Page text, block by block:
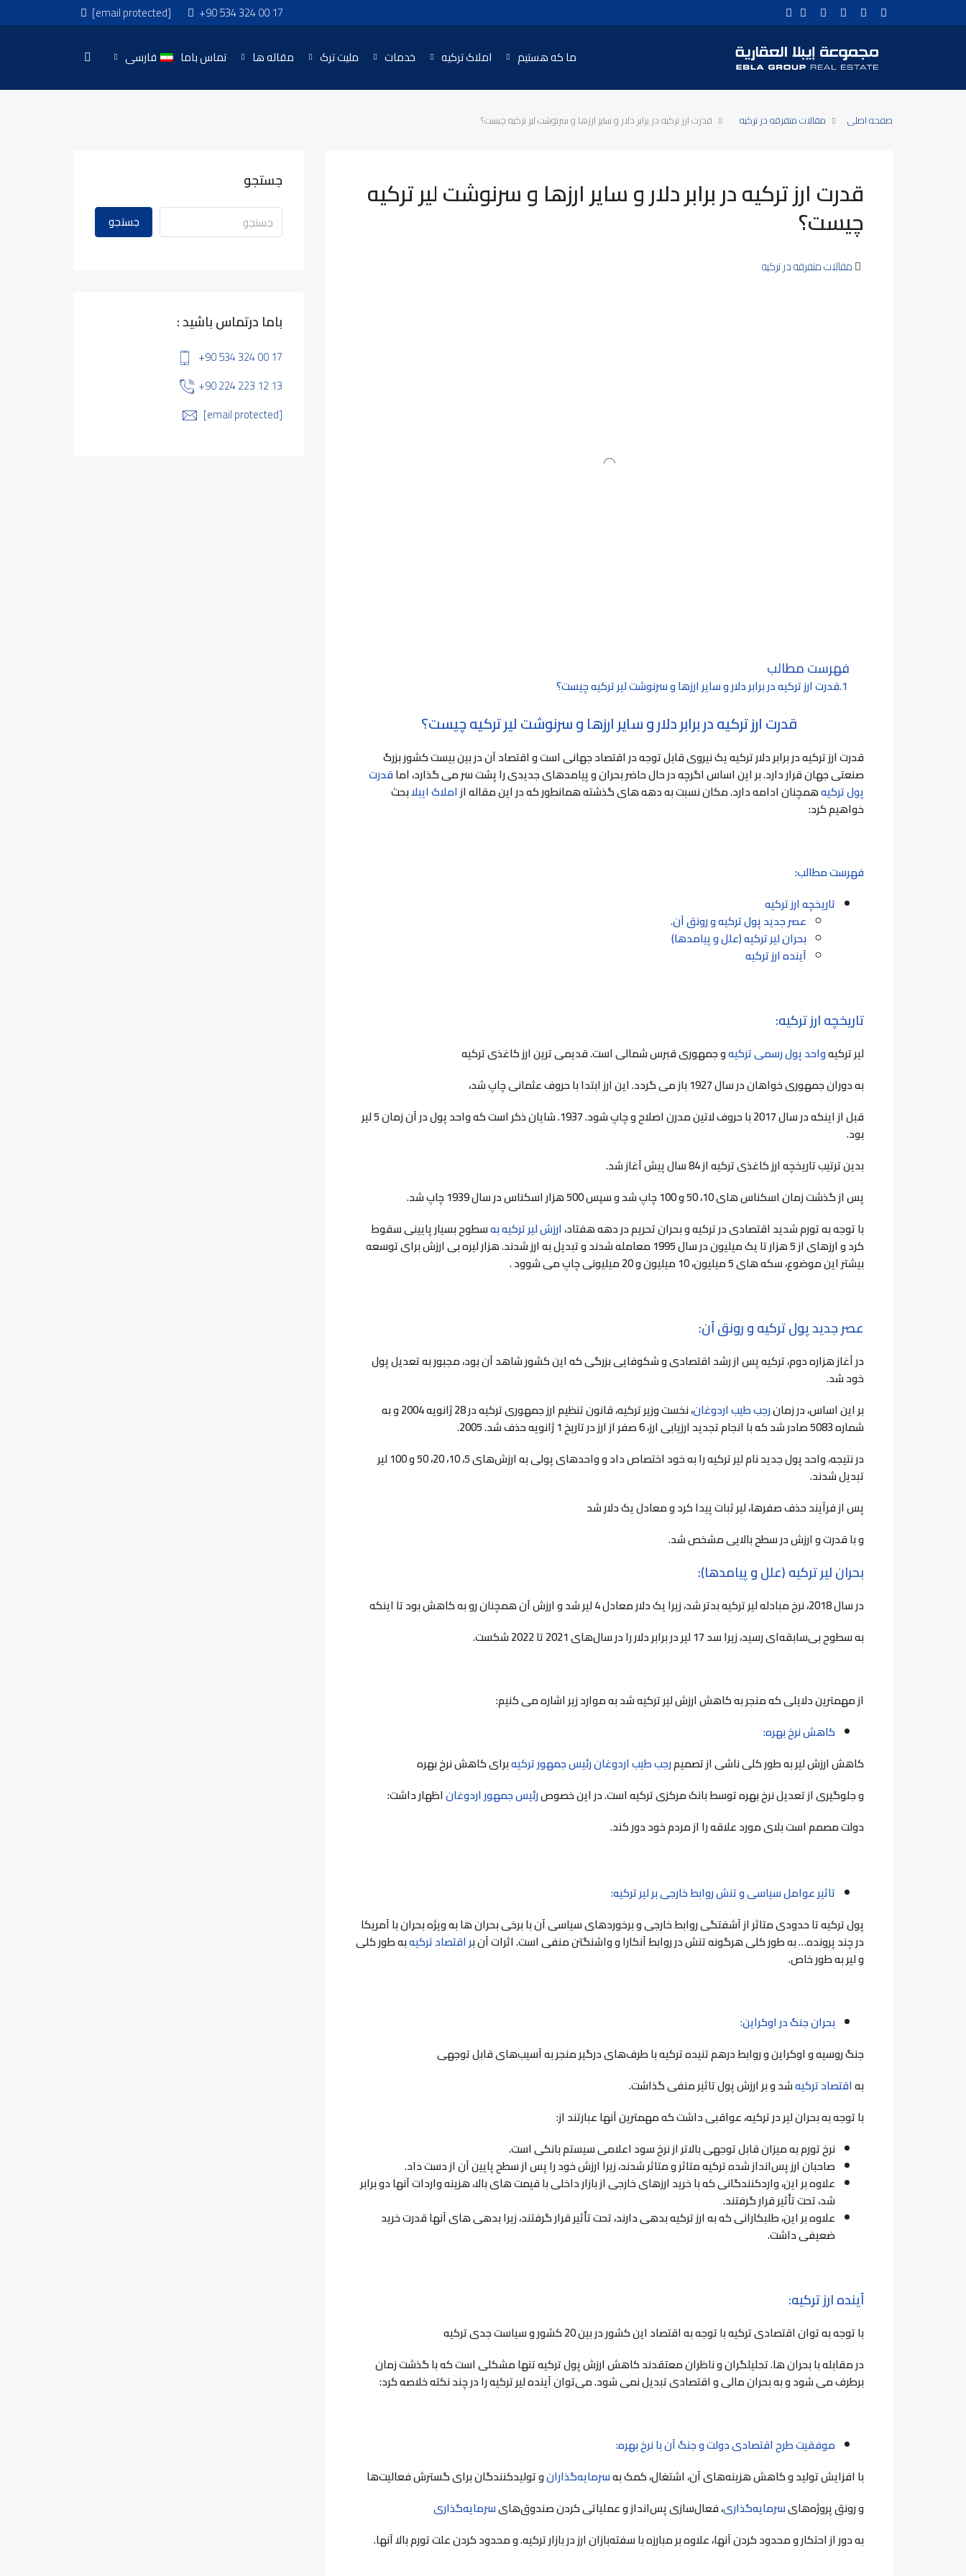
+90 534 324 00 17
[email protected]
ما که هستیم املاک ترکیه خدمات ملیت ترک مقاله ها تماس باما فارسی
صفحه اصلی مقالات متفرقه در ترکیه قدرت ارز ترکیه در برابر دلار و سایر ارزها و سرنوشت لیر ترکیه چیست؟
قدرت ارز ترکیه در برابر دلار و سایر ارزها و سرنوشت لیر ترکیه
چیست؟
مقالات متفرقه در ترکیه
فهرست مطالب
قدرت ارز ترکیه در برابر دلار و سایر ارزها و سرنوشت لیر ترکیه چیست؟
قدرت ارز ترکیه در برابر دلار و سایر ارزها و سرنوشت لیر ترکیه چیست؟
قدرت ارز ترکیه در برابر دلار ترکیه یک نیروی قابل توجه در اقتصاد جهانی است و اقتصاد آن در بین بیست کشور بزرگ
صنعتی جهان قرار دارد. بر این اساس اگرچه در حال حاضر بحران و پیامدهای جدیدی را پشت سر می گذارد، اماقدرت
پول ترکیههمچنان ادامه دارد. مکان نسبت به دهه های گذشته همانطور که در این مقاله ازاملاک ایبلابحث
خواهیم کرد:
فهرست مطالب:
تاریخچه ارز ترکیه
عصر جدید پول ترکیه و رونق آن.
بحران لیر ترکیه (علل و پیامدها)
آینده ارز ترکیه
تاریخچه ارز ترکیه:
لیر ترکیهواحد پول رسمی ترکیهو جمهوری قبرس شمالی است. قدیمی ترین ارز کاغذی ترکیه
به دوران جمهوری خواهان در سال 1927 باز می گردد. این ارز ابتدا با حروف عثمانی چاپ شد،
قبل از اینکه در سال 2017 با حروف لاتین مدرن اصلاح و چاپ شود. 1937. شایان ذکر است که واحد پول در آن زمان 5 لیر
بود.
بدین ترتیب تاریخچه ارز کاغذی ترکیه از84سال پیش آغاز شد.
پس از گذشت زمان اسکناس های 10، 50 و 100 چاپ شد و سپس 500 هزار اسکناس در سال 1939 چاپ شد.
با توجه به تورم شدید اقتصادی در ترکیه و بحران تحریم در دهه هفتاد،ارزش لیر ترکیهبهسطوح بسیار پایینی سقوط
کرد و ارزهای از 5 هزار تا یک میلیون در سال 1995 معامله شدند و تبدیل به ارز شدند. هزار لیره بی ارزش برای توسعه
بیشتر این موضوع، سکه های 5 میلیون، 10 میلیون و 20 میلیونی چاپ می شوود .
عصر جدید پول ترکیه و رونق آن:
در آغاز هزاره دوم، ترکیه پس از رشد اقتصادی و شکوفایی بزرگی که این کشور شاهد آن بود، مجبور به تعدیل پول
خود شد.
بر این اساس، در زمانرجب طیب اردوغان
، نخست وزیر ترکیه، قانون تنظیم ارز جمهوری ترکیه در 28 ژانویه 2004 و به
شماره 5083 صادر شد که با انجام تجدید ارزیابی ارز، 6 صفر از ارز در تاریخ 1 ژانویه حذف شد. 2005.
در نتیجه، واحد پول جدید نام لیر ترکیه را به خود اختصاص داد و واحدهای پولی به ارزش‌های 5، 10، 20، 50 و 100 لیر
تبدیل شدند.
پس از فرآیند حذف صفرها، لیر ثبات پیدا کرد و معادل یک دلار شد
و با قدرت و ارزش در سطح بالایی مشخص شد.
بحران لیر ترکیه (علل و پیامدها):
در سال 2018، نرخ مبادله لیر ترکیه بدتر شد، زیرا یک دلار معادل 4 لیر شد و ارزش آن همچنان رو به کاهش بود تا اینکه
به سطوح بی‌سابقه‌ای رسید، زیرا سد 17 لیر در برابر دلار را در سال‌های 2021 تا 2022 شکست.
از مهمترین دلایلی که منجر به کاهش ارزش لیر ترکیه شد به موارد زیر اشاره می کنیم:
کاهش نرخ بهره:
کاهش ارزش لیر به طور کلی ناشی از تصمیمرجب طیب اردوغان رئیس جمهور ترکیهبرای کاهش نرخ بهره
و جلوگیری از تعدیل نرخ بهره توسط بانک مرکزی ترکیه است. در این خصوصرئیس جمهور اردوغاناظهار داشت:
دولت مصمم است بلای مورد علاقه را از مردم خود دور کند.
تاثیر عوامل سیاسی و تنش روابط خارجی بر لیر ترکیه:
پول ترکیه تا حدودی متاثر از آشفتگی روابط خارجی و برخوردهای سیاسی آن با برخی بحران ها به ویژه بحران با آمریکا
در چند پرونده… به طور کلی هرگونه تنش در روابط آنکارا و واشنگتن منفی است. اثرات آن بر اقتصاد ترکیهبه طور کلی
و لیر به طور خاص.
بحران جنگ در اوکراین:
جنگ روسیه و اوکراین و روابط درهم تنیده ترکیه با طرف‌های درگیر منجر به آسیب‌های قابل توجهی
بهاقتصاد ترکیهشد و بر ارزش پول تاثیر منفی گذاشت.
با توجه به بحران لیر در ترکیه، عواقبی داشت که مهمترین آنها عبارتند از:
نرخ تورم به میزان قابل توجهی بالاتر از نرخ سود اعلامی سیستم بانکی است.
صاحبان ارز پس‌انداز شده ترکیه متاثر و متاثر شدند، زیرا ارزش خود را پس از سطح پایین آن از دست داد.
علاوه بر این، واردکنندگانی که با خرید ارزهای خارجی از بازار داخلی با قیمت های بالا، هزینه واردات آنها دو برابر
شد، تحت تأثیر قرار گرفتند.
علاوه بر این، طلبکارانی که به ارز ترکیه بدهی دارند، تحت تأثیر قرار گرفتند، زیرا بدهی های آنها قدرت خرید
ضعیفی داشت.
آینده ارز ترکیه:
با توجه به توان اقتصادی ترکیه با توجه به اقتصاد این کشور در بین 20 کشور و سیاست جدی ترکیه
در مقابله با بحران ها. تحلیلگران و ناظران معتقدند کاهش ارزش پول ترکیه تنها مشکلی است که با گذشت زمان
برطرف می شود و به بحران مالی و اقتصادی تبدیل نمی شود. می‌توان آینده لیر ترکیه را در چند نکته خلاصه کرد:
موفقیت طرح اقتصادی دولت و جنگ آن با نرخ بهره:
با افزایش تولید و کاهش هزینه‌های آن، اشتغال، کمک بهسرمایه‌گذارانو تولیدکنندگان برای گسترش فعالیت‌ها
و رونق پروژه‌هایسرمایه‌گذاری، فعال‌سازی پس‌انداز و عملیاتی کردن صندوق‌هایسرمایه‌گذاری
به دور از احتکار و محدود کردن آنها، علاوه بر مبارزه با سفته‌بازان ارز در بازار ترکیه. و محدود کردن علت تورم بالا آنها.
جستجو
جستجو
باما درتماس باشید :
+90 534 324 00 17
+90 224 223 12 13
[email protected]